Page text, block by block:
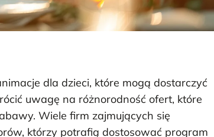
dla dzieci, które mogą dostarczyć
uwagę na różnorodność ofert, które
Wiele firm zajmujących się
którzy potrafią dostosować program